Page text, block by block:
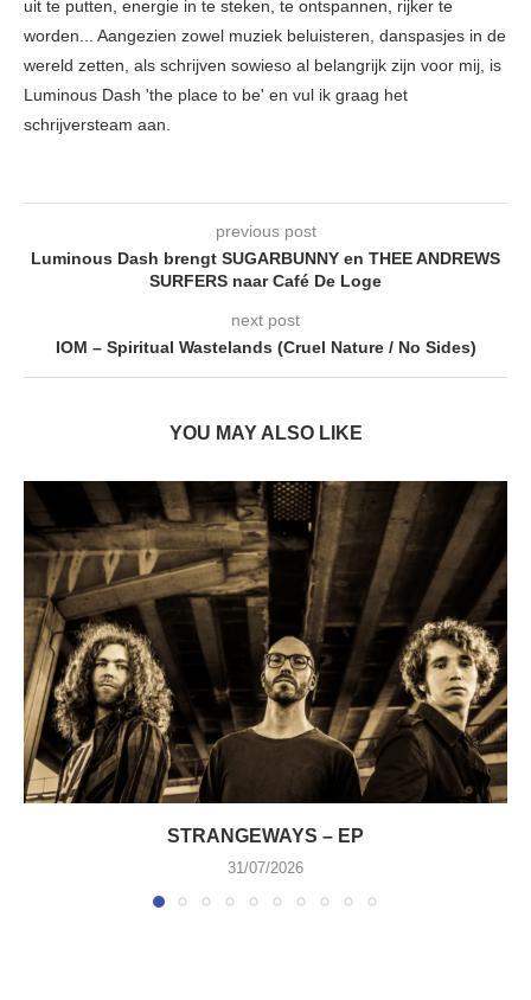
uit te putten, energie in te steken, te ontspannen, rijker te
worden... Aangezien zowel muziek beluisteren, danspasjes in de
wereld zetten, als schrijven sowieso al belangrijk zijn voor mij, is
Luminous Dash 'the place to be' en vul ik graag het
schrijversteam aan.
previous post
Luminous Dash brengt SUGARBUNNY en THEE ANDREWS
SURFERS naar Café De Loge
next post
IOM – Spiritual Wastelands (Cruel Nature / No Sides)
YOU MAY ALSO LIKE
STRANGEWAYS – EP
31/07/2026